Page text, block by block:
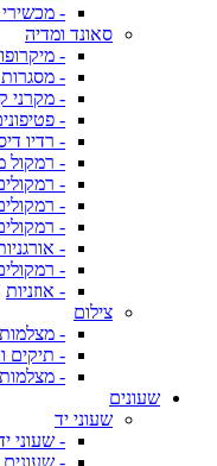
-
סאונד ומדיה
-
- מסגרות
- מקרני
-
- רדיו
- רמקול
-
-
-
-
-
- אוזניות
צילום
-
- תיקים
- מצלמות
שעונים
שעוני יד
- שעוני
-